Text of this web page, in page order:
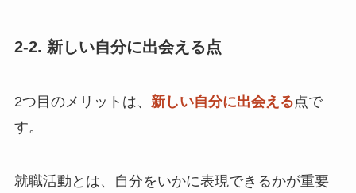
2-2. 新しい自分に出会える点
2つ目のメリットは、 新しい自分に出会える点で
す。
就職活動とは、自分をいかに表現できるかが重要